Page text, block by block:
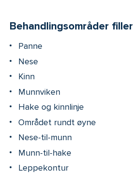
Behandlingsområder filler
Panne
Nese
Kinn
Munnviken
Hake og kinnlinje
Området rundt øyne
Nese-til-munn
Munn-til-hake
Leppekontur